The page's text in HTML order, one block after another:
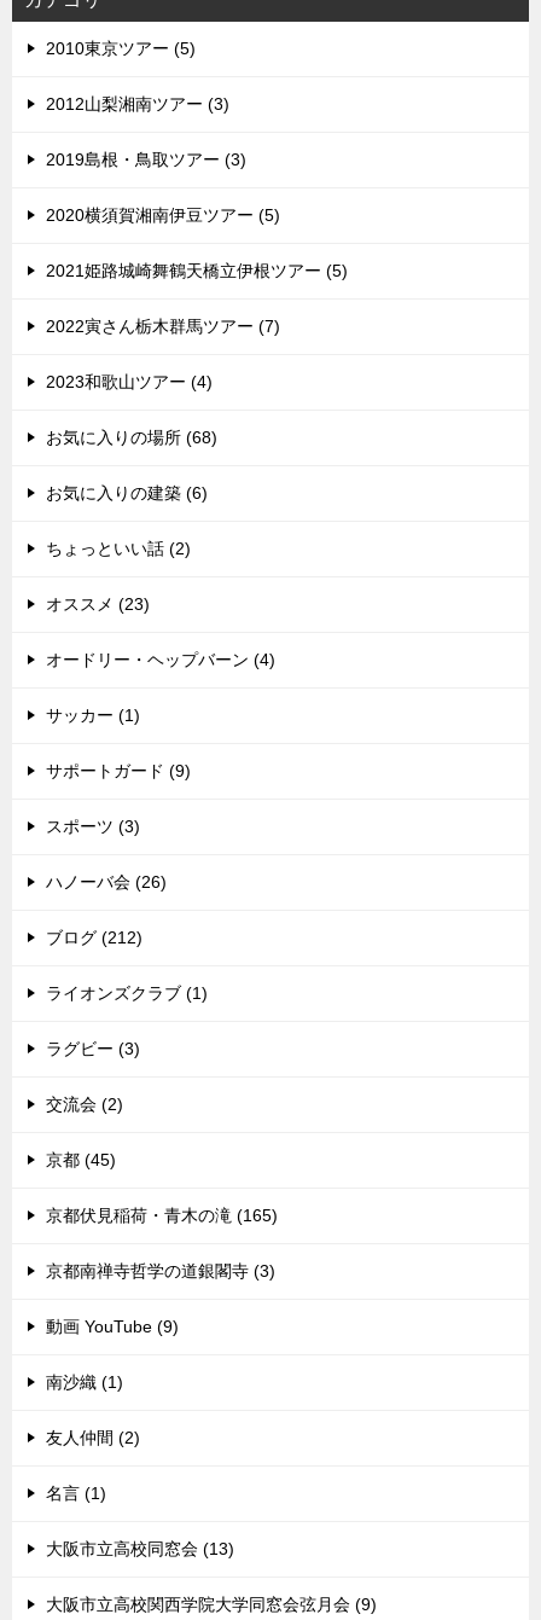
2010東京ツアー (5)
2012山梨湘南ツアー (3)
2019島根・鳥取ツアー (3)
2020横須賀湘南伊豆ツアー (5)
2021姫路城崎舞鶴天橋立伊根ツアー (5)
2022寅さん栃木群馬ツアー (7)
2023和歌山ツアー (4)
お気に入りの場所 (68)
お気に入りの建築 (6)
ちょっといい話 (2)
オススメ (23)
オードリー・ヘップバーン (4)
サッカー (1)
サポートガード (9)
スポーツ (3)
ハノーバ会 (26)
ブログ (212)
ライオンズクラブ (1)
ラグビー (3)
交流会 (2)
京都 (45)
京都伏見稲荷・青木の滝 (165)
京都南禅寺哲学の道銀閣寺 (3)
動画 YouTube (9)
南沙織 (1)
友人仲間 (2)
名言 (1)
大阪市立高校同窓会 (13)
大阪市立高校関西学院大学同窓会弦月会 (9)